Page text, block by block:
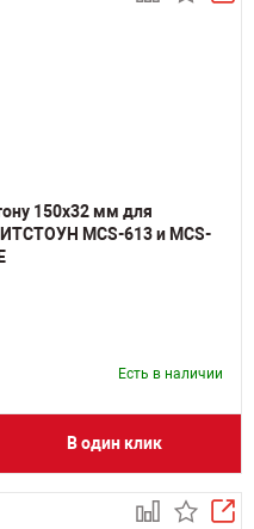
150x32 мм для
MCS-613 и MCS-
Есть в наличии
В один клик